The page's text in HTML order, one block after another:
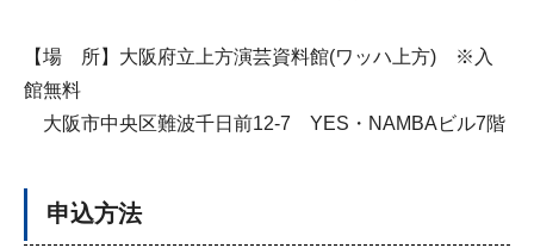
【場 所】大阪府立上方演芸資料館(ワッハ上方) ※入
館無料
大阪市中央区難波千日前12-7 YES・NAMBAビル7階
申込方法